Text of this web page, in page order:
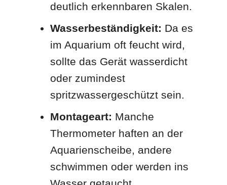
deutlich erkennbaren Skalen.
Wasserbeständigkeit: Da es
im Aquarium oft feucht wird,
sollte das Gerät wasserdicht
oder zumindest
spritzwassergeschützt sein.
Montageart: Manche
Thermometer haften an der
Aquarienscheibe, andere
schwimmen oder werden ins